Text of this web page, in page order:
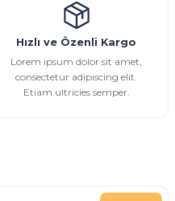
Hızlı ve Özenli Kargo
Lorem ipsum dolor sit amet,
consectetur adipiscing elit.
Etiam ultricies semper.